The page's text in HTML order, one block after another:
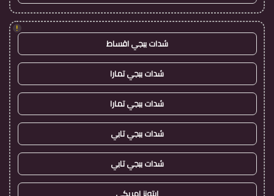
!
شدات ببجي اقساط
شدات ببجي تمارا
شدات ببجي تمارا
شدات ببجي تابي
شدات ببجي تابي